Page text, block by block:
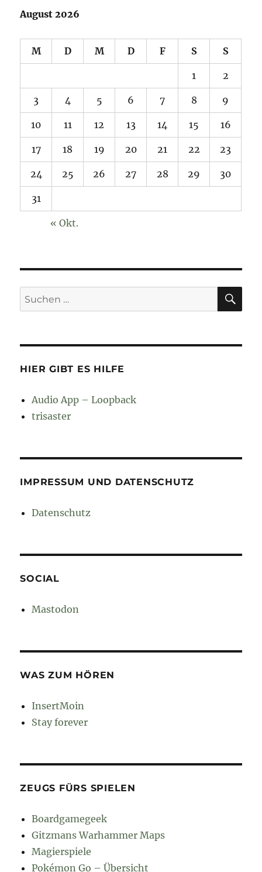
August 2026
M D M D F S S
1 2
3 4 5 6 7 8 9
10 11 12 13 14 15 16
17 18 19 20 21 22 23
24 25 26 27 28 29 30
31
« Okt.
Suchen
nach:
HIER GIBT ES HILFE
Audio App – Loopback
trisaster
IMPRESSUM UND DATENSCHUTZ
Datenschutz
SOCIAL
Mastodon
WAS ZUM HÖREN
InsertMoin
Stay forever
ZEUGS FÜRS SPIELEN
Boardgamegeek
Gitzmans Warhammer Maps
Magierspiele
Pokémon Go – Übersicht